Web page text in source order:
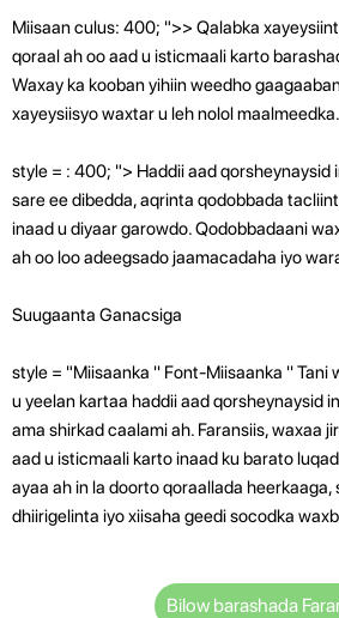
Miisaan culus: 400; ">> Qalabka
qoraal ah oo aad u isticmaali karto
Waxay ka kooban yihiin weedho
xayeysiisyo waxtar u leh nolol maalmeedka.
style = : 400; "> Haddii aad qorsheynaysid
sare ee dibedda, aqrinta qodobbada
inaad u diyaar garowdo. Qodobbadaani
ah oo loo adeegsado jaamacadaha iyo
Suugaanta Ganacsiga
style = "Miisaanka '' Font-Miisaanka '' Tani
u yeelan kartaa haddii aad qorsheynaysid
ama shirkad caalami ah. Faransiis, waxaa
aad u isticmaali karto inaad ku barato
ayaa ah in la doorto qoraallada heerkaaga,
dhiirigelinta iyo xiisaha geedi socodka
Bilow barashada